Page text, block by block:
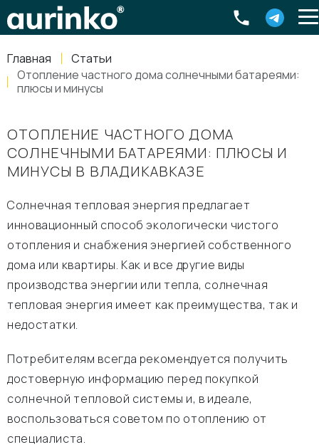
Главная
Статьи
Отопление частного дома солнечными батареями:
плюсы и минусы
ОТОПЛЕНИЕ ЧАСТНОГО ДОМА
СОЛНЕЧНЫМИ БАТАРЕЯМИ: ПЛЮСЫ И
МИНУСЫ В ВЛАДИКАВКАЗЕ
Солнечная тепловая энергия предлагает
инновационный способ экологически чистого
отопления и снабжения энергией собственного
дома или квартиры. Как и все другие виды
производства энергии или тепла, солнечная
тепловая энергия имеет как преимущества, так и
недостатки.
Потребителям всегда рекомендуется получить
достоверную информацию перед покупкой
солнечной тепловой системы и, в идеале,
воспользоваться советом по отоплению от
специалиста.
Россия, Свердловская область Екатеринбург ,
8-800-770-79-40